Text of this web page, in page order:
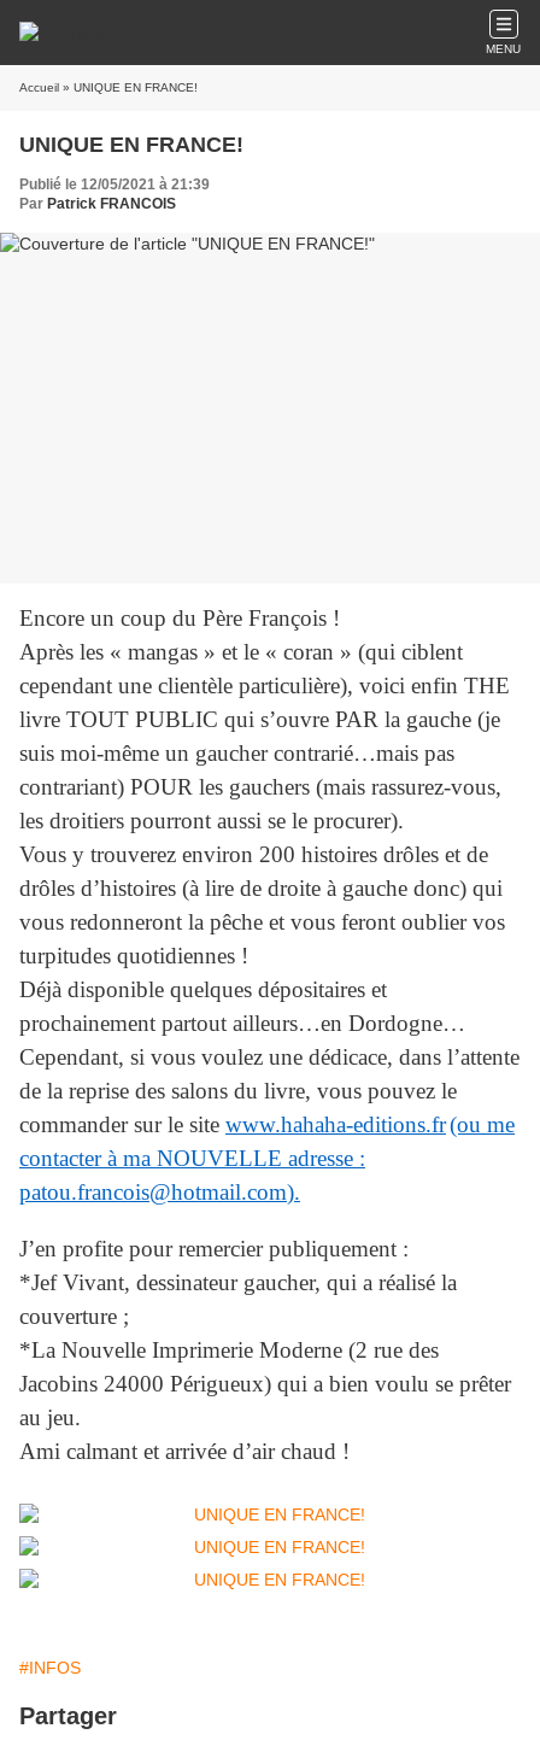
MENU
Accueil » UNIQUE EN FRANCE!
UNIQUE EN FRANCE!
Publié le 12/05/2021 à 21:39
Par Patrick FRANCOIS
Encore un coup du Père François !
Après les « mangas » et le « coran » (qui ciblent
cependant une clientèle particulière), voici enfin THE
livre TOUT PUBLIC qui s’ouvre PAR la gauche (je
suis moi-même un gaucher contrarié…mais pas
contrariant) POUR les gauchers (mais rassurez-vous,
les droitiers pourront aussi se le procurer).
Vous y trouverez environ 200 histoires drôles et de
drôles d’histoires (à lire de droite à gauche donc) qui
vous redonneront la pêche et vous feront oublier vos
turpitudes quotidiennes !
Déjà disponible quelques dépositaires et
prochainement partout ailleurs…en Dordogne…
Cependant, si vous voulez une dédicace, dans l’attente
de la reprise des salons du livre, vous pouvez le
commander sur le site www.hahaha-editions.fr(ou me
contacter à ma NOUVELLE adresse :
patou.francois@hotmail.com).
J’en profite pour remercier publiquement :
*Jef Vivant, dessinateur gaucher, qui a réalisé la
couverture ;
*La Nouvelle Imprimerie Moderne (2 rue des
Jacobins 24000 Périgueux) qui a bien voulu se prêter
au jeu.
Ami calmant et arrivée d’air chaud !
#INFOS
Partager